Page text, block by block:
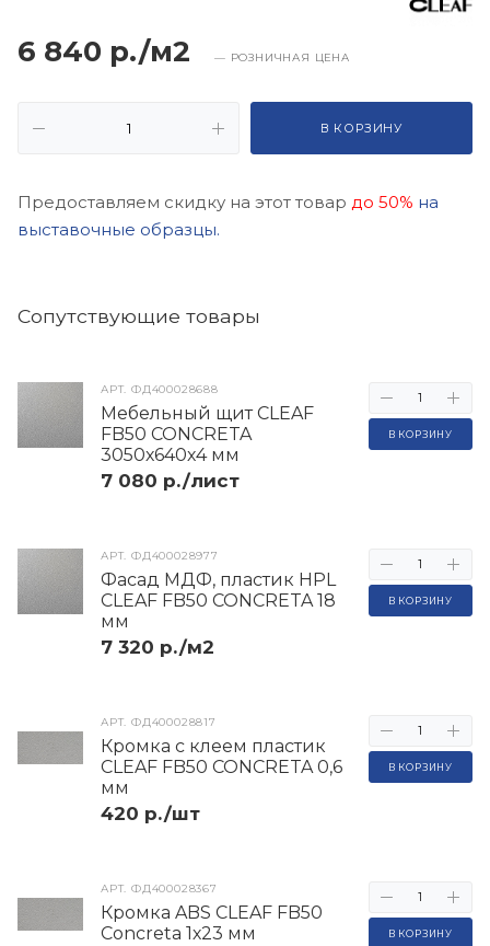
6 840 р./м2 — РОЗНИЧНАЯ ЦЕНА
В КОРЗИНУ
Предоставляем скидку на этот товар до 50% на
выставочные образцы.
Cопутствующие товары
АРТ.ФД400028367
Кромка ABS CLEAF FB50
Concreta 1х23 мм
В КОРЗИНУ
АРТ.ФД400028817
Кромка с клеем пластик
CLEAF FB50 CONCRETA 0,6
мм
420 р./шт
В КОРЗИНУ
АРТ.ФД400028977
Фасад МДФ, пластик HPL
CLEAF FB50 CONCRETA 18
мм
7 320 р./м2
В КОРЗИНУ
АРТ.ФД400028688
Мебельный щит CLEAF
FB50 CONCRETA
3050х640х4 мм
7 080 р./лист
В КОРЗИНУ